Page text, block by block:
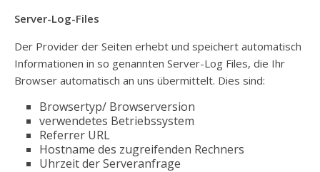
Server-Log-Files
Der Provider der Seiten erhebt und speichert automatisch
Informationen in so genannten Server-Log Files, die Ihr
Browser automatisch an uns übermittelt. Dies sind:
Browsertyp/ Browserversion
verwendetes Betriebssystem
Referrer URL
Hostname des zugreifenden Rechners
Uhrzeit der Serveranfrage